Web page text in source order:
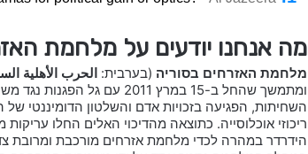
מה אנחנו יודעים על מלחמת
מלחמת האזרחים בסוריה (בערבית: الحرب الأهلية
ומתמשך שהחל ב-15 במרץ
השחיתות, הפגיעה בזכויות אדם והשלטון הדומיננטי
ריכוזי אוכלוסייה. כתוצאה מהדיכוי האלים החלו
הידרדר במהרה לכדי מלחמת אזרחים מורכבת ומרובת